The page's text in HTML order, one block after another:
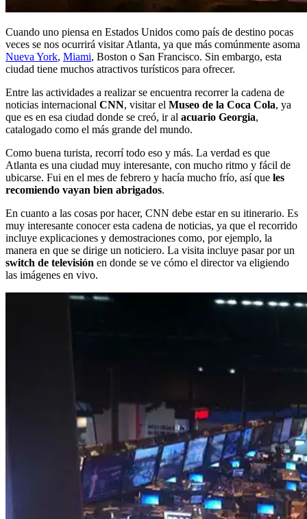
Cuando uno piensa en Estados Unidos como país de destino pocas
veces se nos ocurrirá visitar Atlanta, ya que más comúnmente asoma
Nueva York, Miami, Boston o San Francisco. Sin embargo, esta
ciudad tiene muchos atractivos turísticos para ofrecer.
Entre las actividades a realizar se encuentra recorrer la cadena de
noticias internacional CNN, visitar el Museo de la Coca Cola, ya
que es en esa ciudad donde se creó, ir al acuario Georgia,
catalogado como el más grande del mundo.
Como buena turista, recorrí todo eso y más. La verdad es que
Atlanta es una ciudad muy interesante, con mucho ritmo y fácil de
ubicarse. Fui en el mes de febrero y hacía mucho frío, así que les
recomiendo vayan bien abrigados.
En cuanto a las cosas por hacer, CNN debe estar en su itinerario. Es
muy interesante conocer esta cadena de noticias, ya que el recorrido
incluye explicaciones y demostraciones como, por ejemplo, la
manera en que se dirige un noticiero. La visita incluye pasar por un
switch de televisión en donde se ve cómo el director va eligiendo
las imágenes en vivo.